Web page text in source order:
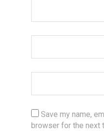
Save my name,
browser for the next